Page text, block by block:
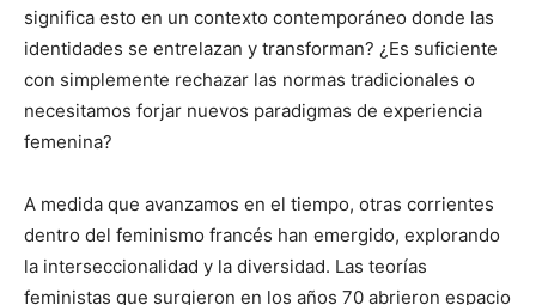
significa esto en un contexto contemporáneo donde las
identidades se entrelazan y transforman? ¿Es suficiente
con simplemente rechazar las normas tradicionales o
necesitamos forjar nuevos paradigmas de experiencia
femenina?
A medida que avanzamos en el tiempo, otras corrientes
dentro del feminismo francés han emergido, explorando
la interseccionalidad y la diversidad. Las teorías
feministas que surgieron en los años 70 abrieron espacio